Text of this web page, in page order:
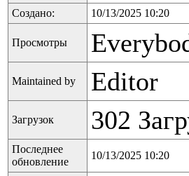
Создано: 10/13/2025 10:20
Просмотры
Maintained by Editor
Загрузок 302
Последнее
обновление
10/13/2025 10:20